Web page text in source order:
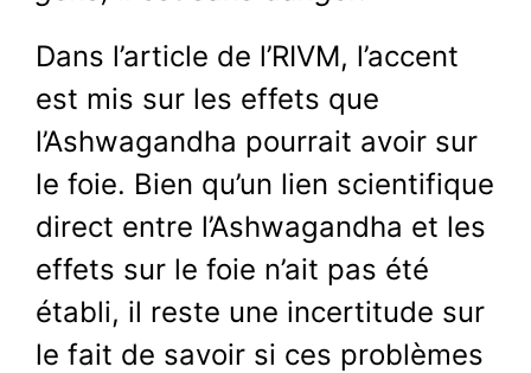
Dans l’article de l’RIVM, l’accent
est mis sur les effets que
l’Ashwagandha pourrait avoir sur
le foie. Bien qu’un lien scientifique
direct entre l’Ashwagandha et les
effets sur le foie n’ait pas été
établi, il reste une incertitude sur
le fait de savoir si ces problèmes